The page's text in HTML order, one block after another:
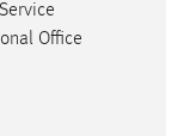
Office